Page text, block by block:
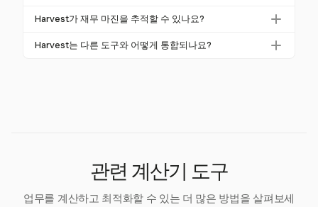
이 마진들은 비용 관리와 전반적인 수익성에 대한 통찰
Harvest가 재무 마진을 추적할 수 있나요?
Harvest는 시간 추적 및 청구서 작성에 특화되어 있으
Harvest는 다른 도구와 어떻게 통합되나요?
관련 계산기 도구
업무를 계산하고 최적화할 수 있는 더 많은 방법을 살펴보세